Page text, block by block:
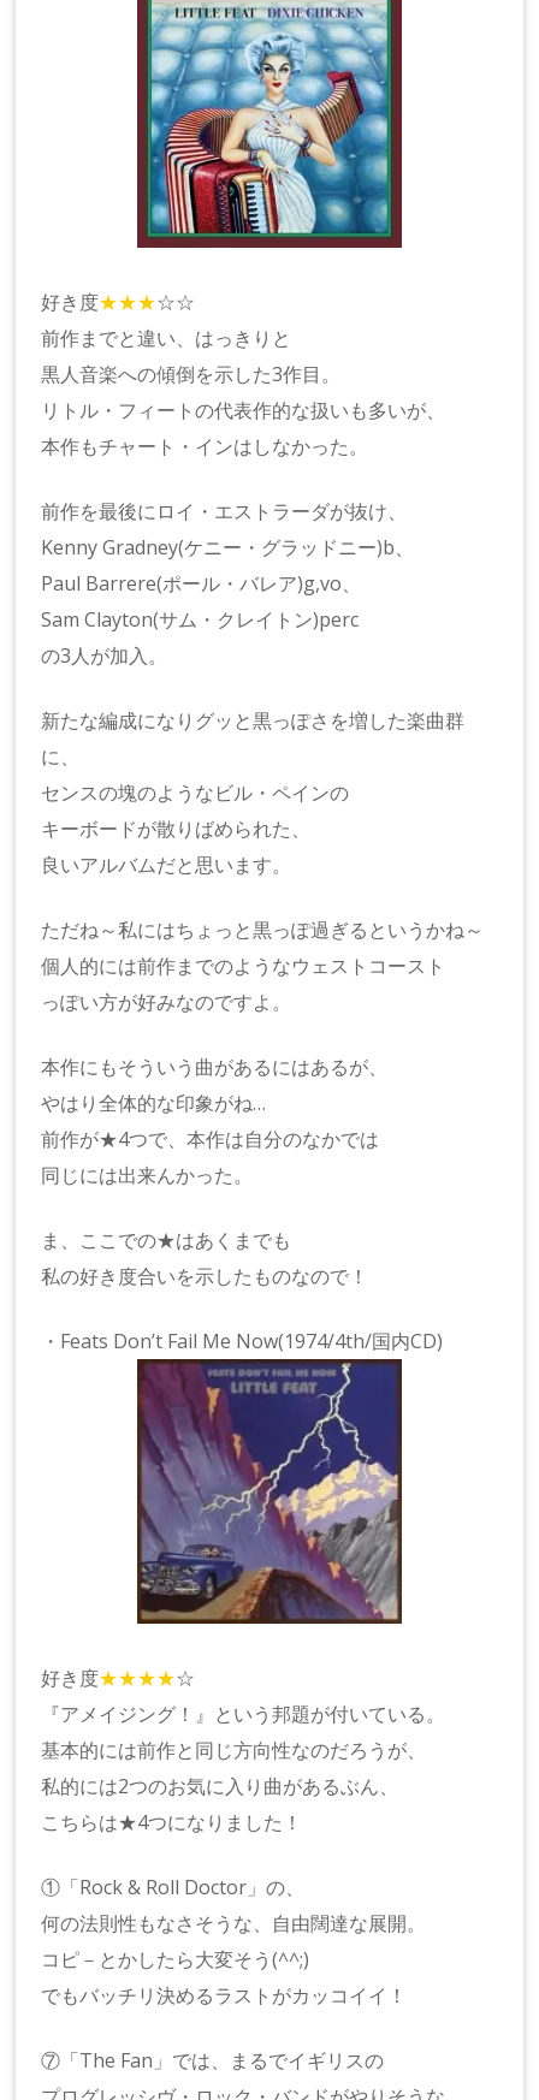
好き度★★★☆☆
前作までと違い、はっきりと
黒人音楽への傾倒を示した3作目。
リトル・フィートの代表作的な扱いも多いが、
本作もチャート・インはしなかった。
前作を最後にロイ・エストラーダが抜け、
Kenny Gradney(ケニー・グラッドニー)b、
Paul Barrere(ポール・バレア)g,vo、
Sam Clayton(サム・クレイトン)perc
の3人が加入。
新たな編成になりグッと黒っぽさを増した楽曲群
に、
センスの塊のようなビル・ペインの
キーボードが散りばめられた、
良いアルバムだと思います。
ただね～私にはちょっと黒っぽ過ぎるというかね～
個人的には前作までのようなウェストコースト
っぽい方が好みなのですよ。
本作にもそういう曲があるにはあるが、
やはり全体的な印象がね…
前作が★4つで、本作は自分のなかでは
同じには出来んかった。
ま、ここでの★はあくまでも
私の好き度合いを示したものなので！
・Feats Don’t Fail Me Now(1974/4th/国内CD)
好き度★★★★☆
『アメイジング！』という邦題が付いている。
基本的には前作と同じ方向性なのだろうが、
私的には2つのお気に入り曲があるぶん、
こちらは★4つになりました！
①「Rock & Roll Doctor」の、
何の法則性もなさそうな、自由闊達な展開。
コピ－とかしたら大変そう(^^;)
でもバッチリ決めるラストがカッコイイ！
⑦「The Fan」では、まるでイギリスの